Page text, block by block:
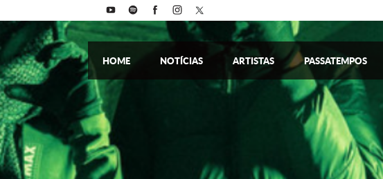
HOME NOTÍCIAS ARTISTAS PASSATEMPOS